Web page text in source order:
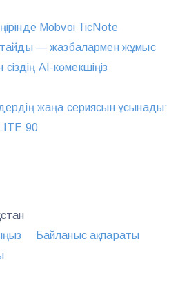
Mobvoi TicNote
— жазбалармен жұмыс
сіздің AI-көмекшіңіз
жаңа сериясын ұсынады:
90
Байланыс ақпараты